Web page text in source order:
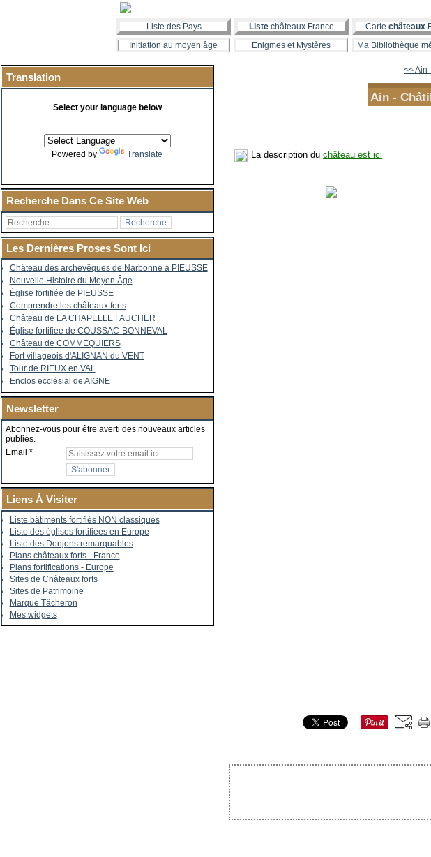
Liste des Pays Liste châteaux France Carte châteaux
Initiation au moyen âge
Enigmes et Mystères Ma Bibliothèque
Translation
Select your language below
Powered by Translate
Recherche Dans Ce Site Web
Les Dernières Proses Sont Ici
Château des archevêques de Narbonne à PIEUSSE
Nouvelle Histoire du Moyen Âge
Église fortifiée de PIEUSSE
Comprendre les châteaux forts
Château de LA CHAPELLE FAUCHER
Église fortifiée de COUSSAC-BONNEVAL
Château de COMMEQUIERS
Fort villageois d'ALIGNAN du VENT
Tour de RIEUX en VAL
Enclos ecclésial de AIGNE
Newsletter
Abonnez-vous pour être averti des nouveaux articles
publiés.
Email
Liens À Visiter
Liste bâtiments fortifiés NON classiques
Liste des églises fortifiées en Europe
Liste des Donjons remarquables
Plans châteaux forts - France
Plans fortifications - Europe
Sites de Châteaux forts
Sites de Patrimoine
Marque Tâcheron
Mes widgets
<< Ain
Ain -
La description duchâteau est ici